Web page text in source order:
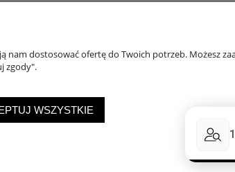
Twoje zamówienia
dostosować ofertę do Twoich potrzeb. Możesz
zgody".
WSZYSTKIE